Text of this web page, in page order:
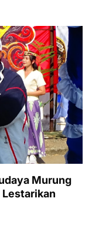
Murung
Lestarikan